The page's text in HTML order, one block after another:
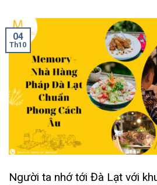
04
Th10
Người ta nhớ tới Đà Lạt với